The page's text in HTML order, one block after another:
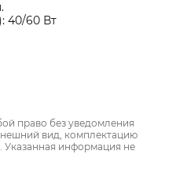
40/60 Вт
право без уведомления
вид, комплектацию
Указанная информация не